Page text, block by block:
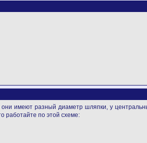
имеют разный диаметр шляпки, у
работайте по этой схеме: